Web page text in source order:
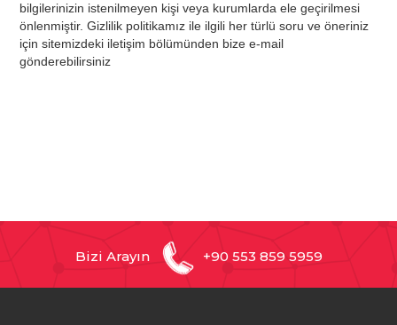
bilgilerinizin istenilmeyen kişi veya kurumlarda ele geçirilmesi
önlenmiştir. Gizlilik politikamız ile ilgili her türlü soru ve öneriniz
için sitemizdeki iletişim bölümünden bize e-mail
gönderebilirsiniz
Bizi Arayın +90 553 859 5959